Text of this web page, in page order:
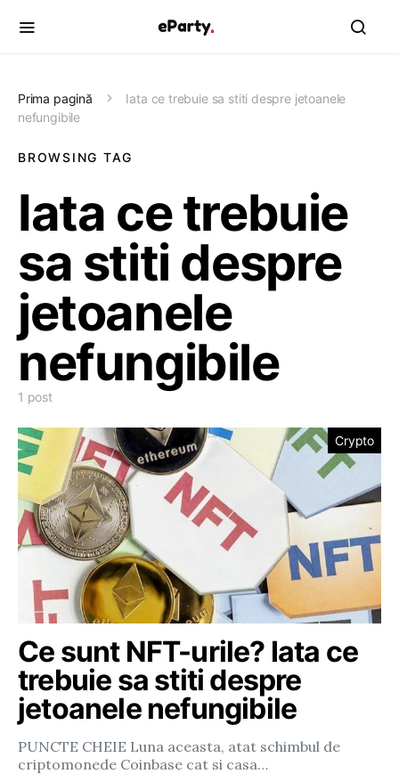
Prima pagină
Iata ce trebuie sa stiti despre jetoanele
nefungibile
BROWSING TAG
Iata ce trebuie
sa stiti despre
jetoanele
nefungibile
1 post
Crypto
Ce sunt NFT-urile? Iata ce
trebuie sa stiti despre
jetoanele nefungibile
PUNCTE CHEIE Luna aceasta, atat schimbul de
criptomonede Coinbase cat si casa…